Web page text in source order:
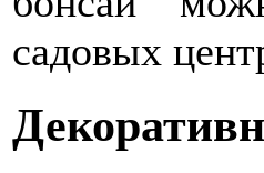
садовых